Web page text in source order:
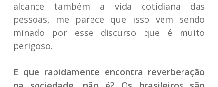
alcance também a vida cotidiana das
pessoas, me parece que isso vem sendo
minado por esse discurso que é muito
perigoso.
E que rapidamente encontra reverberação